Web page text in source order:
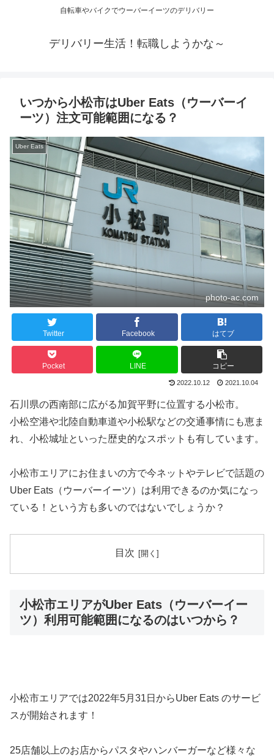
自転車やバイクでウーバーイーツのデリバリー
デリバリー生活！転職しようかな～
いつから小松市はUber Eats（ウーバーイ
ーツ）注文可能範囲になる？
Uber Eats
photo-ac.com
Twitter Facebook はてブ
Pocket LINE コピー
2022.10.12 2021.10.04
石川県の西南部に広がる加賀平野に位置する小松市。
小松空港や北陸自動車道や小松駅などの交通事情にも恵ま
れ、小松城址といった歴史的なスポットも有しています。
小松市エリアにお住まいの方で今ネットやテレビで話題の
Uber Eats（ウーバーイーツ）は利用できるのか気になっ
ている！という方も多いのではないでしょうか？
目次
小松市エリアがUber Eats（ウーバーイー
ツ）利用可能範囲になるのはいつから？
小松市エリアでは2022年5月31日からUber Eats のサービ
スが開始されます！
25店舗以上のお店からパスタやハンバーガーなど様々な